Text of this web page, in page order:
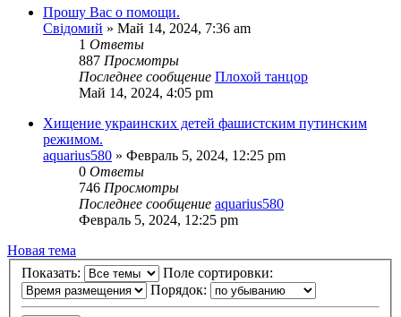
Прошу Вас о помощи.
Свідомий » Май 14, 2024, 7:36 am
1 Ответы
887 Просмотры
Последнее сообщение Плохой танцор
Май 14, 2024, 4:05 pm
Хищение украинских детей фашистским путинским
режимом.
aquarius580 » Февраль 5, 2024, 12:25 pm
0 Ответы
746 Просмотры
Последнее сообщение aquarius580
Февраль 5, 2024, 12:25 pm
Новая тема
Показать:
Поле сортировки:
Порядок: